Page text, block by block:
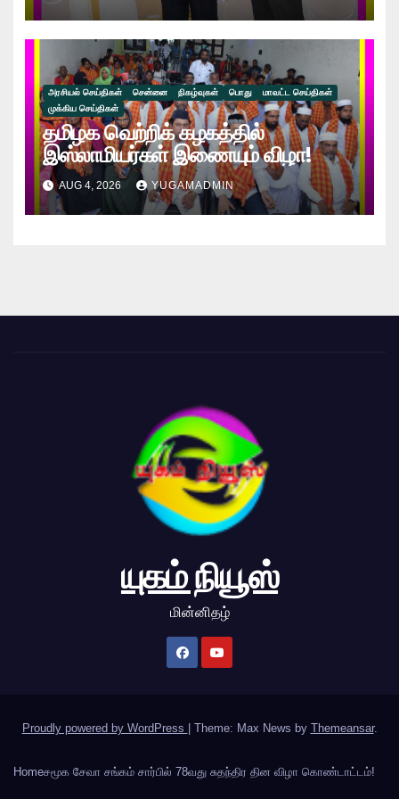
கணேஷ்!!
அரசியல் செய்திகள் சென்னை நிகழ்வுகள் பொது
மாவட்ட செய்திகள்
முக்கிய செய்திகள்
தமிழக வெற்றிக் கழகத்தில்
இஸ்லாமியர்கள் இணையும் விழா!
AUG 4, 2026 YUGAMADMIN
யுகம் நியூஸ்
மின்னிதழ்
Proudly powered by WordPress Theme: Max News by Themeansar.
Homeசமூக சேவா சங்கம் சார்பில் 78வது சுதந்திர தின விழா கொண்டாட்டம்!